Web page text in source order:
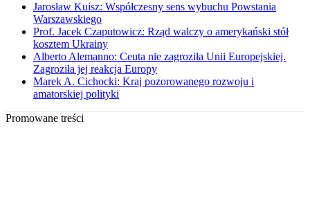
Jarosław Kuisz: Współczesny sens wybuchu Powstania
Warszawskiego
Prof. Jacek Czaputowicz: Rząd walczy o amerykański stół
kosztem Ukrainy
Alberto Alemanno: Ceuta nie zagroziła Unii Europejskiej.
Zagroziła jej reakcja Europy
Marek A. Cichocki: Kraj pozorowanego rozwoju i
amatorskiej polityki
Promowane treści